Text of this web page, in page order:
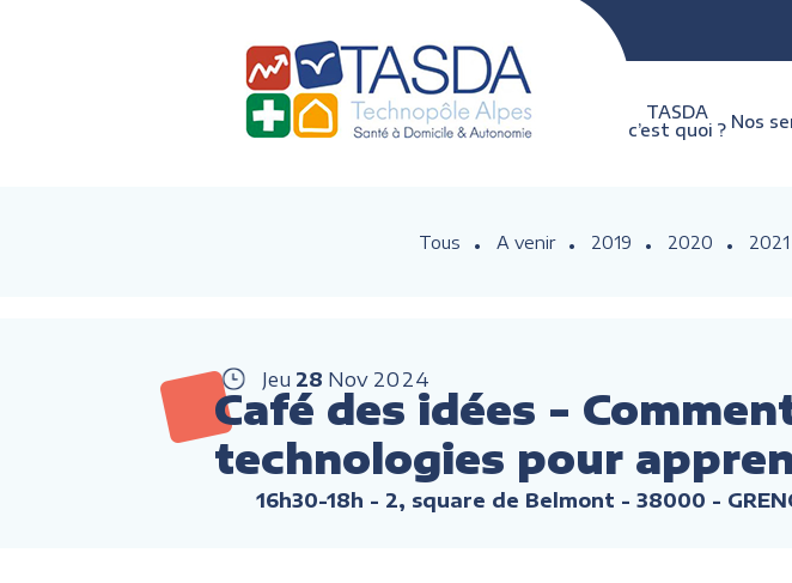
TASDA
c’est quoi ? Nos
Tous A venir 2019 2020 2021
Jeu 28 Nov 2024
Café des idées -
technologies pour
16h30-18h - 2, square de Belmont - 38000 -